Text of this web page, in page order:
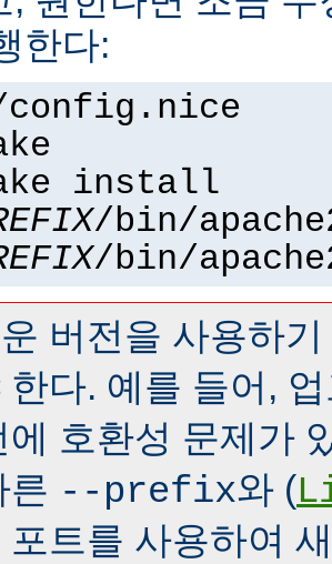
한다:
install
/bin/
/bin/
버전을 사용하
한다. 예를 들어,
에 호환성 문제가
른 --prefix와 (
포트를 사용하여